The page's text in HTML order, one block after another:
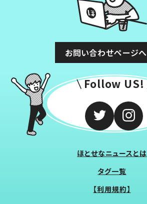
お問い合わせページへ
Follow US!
ほとせなニュースとは
タグ一覧
【利用規約】